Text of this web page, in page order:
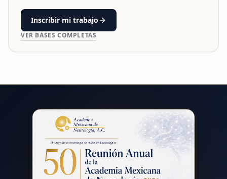
Inscribir mi trabajo
VER BASES COMPLETAS